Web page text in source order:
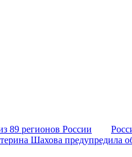
89 регионов России
Шахова предупредила